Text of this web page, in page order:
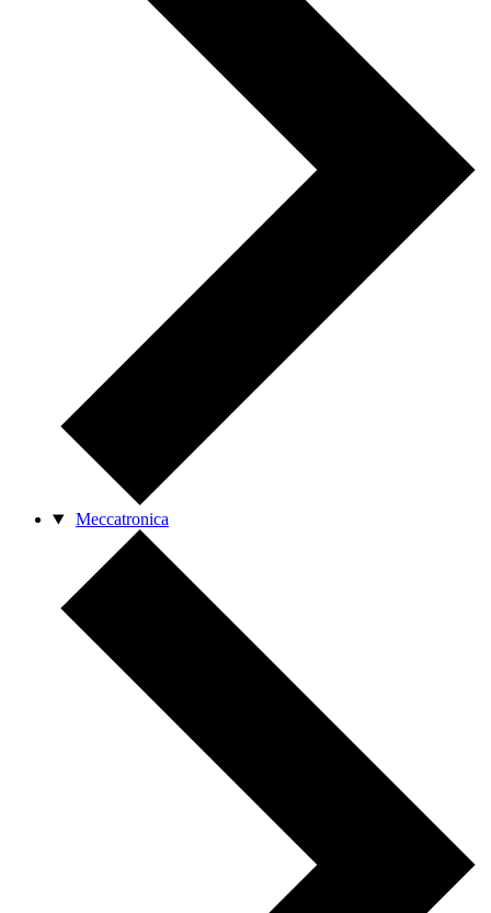
Meccatronica